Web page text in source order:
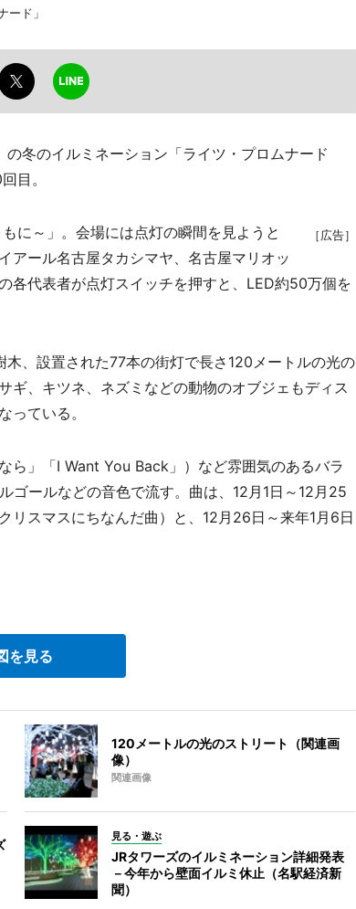
ード」
冬のイルミネーション「ライツ・プロムナード
目。
［広告］
に～」。会場には点灯の瞬間を見ようと
アール名古屋タカシマヤ、名古屋マリオッ
各代表者が点灯スイッチを押すと、LED約50万個を
、設置された77本の街灯で長さ120メートルの光の
ギ、キツネ、ネズミなどの動物のオブジェもディス
っている。
」「I Want You Back」）など雰囲気のあるバラ
ゴールなどの音色で流す。曲は、12月1日～12月25
リスマスにちなんだ曲）と、12月26日～来年1月6日
を見る
120メートルの光のストリート（関連画
像）
関連画像
見る・遊ぶ
JRタワーズのイルミネーション詳細発表
－今年から壁面イルミ休止（名駅経済新
聞）